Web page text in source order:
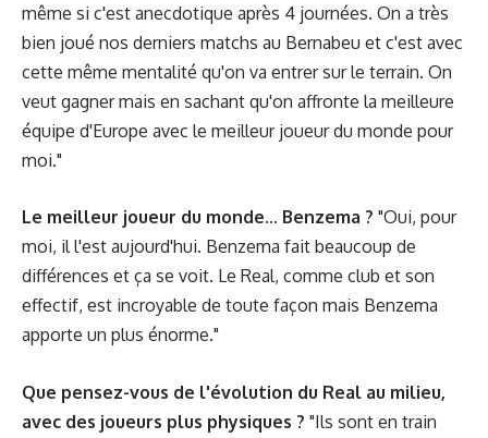
même si c'est anecdotique après 4 journées. On a très
bien joué nos derniers matchs au Bernabeu et c'est avec
cette même mentalité qu'on va entrer sur le terrain. On
veut gagner mais en sachant qu'on affronte la meilleure
équipe d'Europe avec le meilleur joueur du monde pour
moi."
Le meilleur joueur du monde... Benzema ? "Oui, pour
moi, il l'est aujourd'hui. Benzema fait beaucoup de
différences et ça se voit. Le Real, comme club et son
effectif, est incroyable de toute façon mais Benzema
apporte un plus énorme."
Que pensez-vous de l'évolution du Real au milieu,
avec des joueurs plus physiques ? "Ils sont en train